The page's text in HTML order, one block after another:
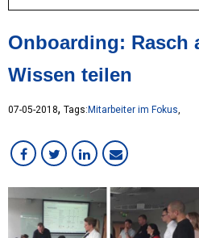
Edelstahl
Karriere bei MCB
Lean
SVU
Stahl
Onboarding: Rasch
Wissen teilen
07-05-2018, Tags: Mitarbeiter im Fokus,